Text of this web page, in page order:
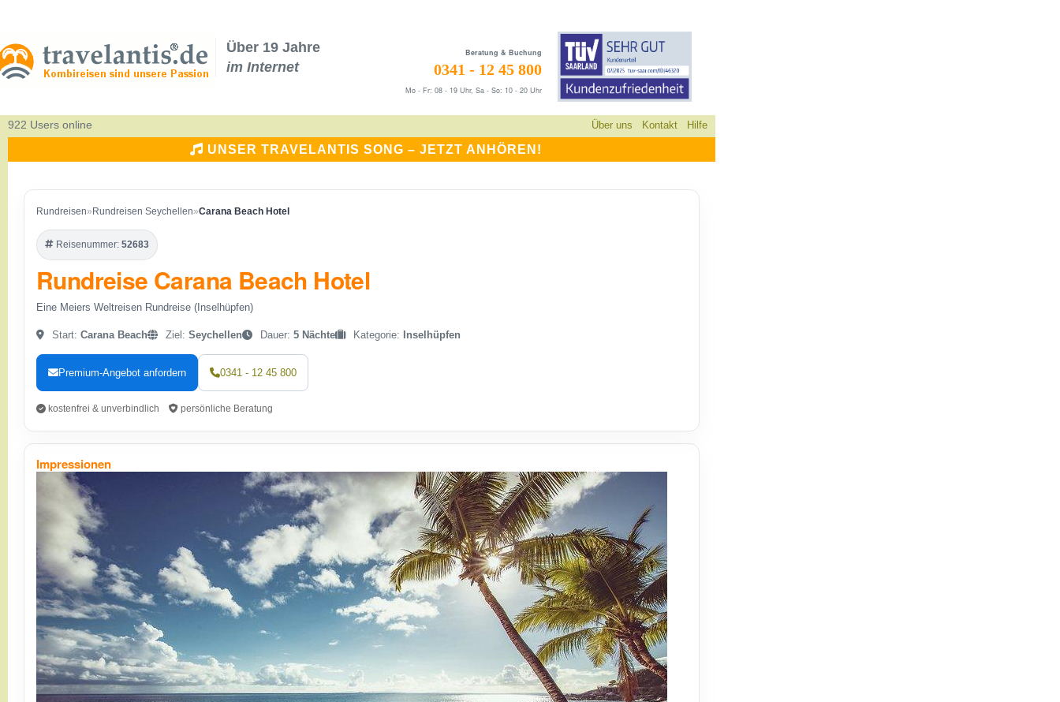
Über 19 Jahre
im Internet
Beratung & Buchung
0341 - 12 45 800
Mo - Fr: 08 - 19 Uhr, Sa - So: 10 - 20 Uhr
922 Users online Über uns Kontakt Hilfe
UNSER TRAVELANTIS SONG – JETZT ANHÖREN!
Rundreisen» Rundreisen Seychellen»Carana Beach Hotel
Reisenummer: 52683
Rundreise Carana Beach Hotel
Eine Meiers Weltreisen Rundreise (Inselhüpfen)
Start: Carana Beach Ziel: Seychellen Dauer: 5 Nächte Kategorie: Inselhüpfen
Premium-Angebot anfordern 0341 - 12 45 800
kostenfrei & unverbindlich persönliche Beratung
Impressionen